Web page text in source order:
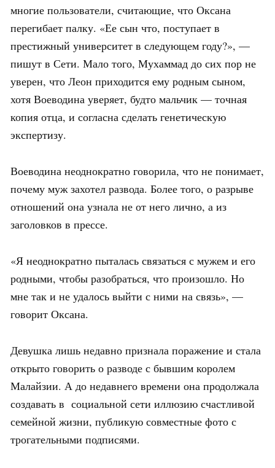
многие пользователи, считающие, что Оксана
перегибает палку. «Ее сын что, поступает в
престижный университет в следующем году?», —
пишут в Сети. Мало того, Мухаммад до сих пор не
уверен, что Леон приходится ему родным сыном,
хотя Воеводина уверяет, будто мальчик — точная
копия отца, и согласна сделать генетическую
экспертизу.
Воеводина неоднократно говорила, что не понимает,
почему муж захотел развода. Более того, о разрыве
отношений она узнала не от него лично, а из
заголовков в прессе.
«Я неоднократно пыталась связаться с мужем и его
родными, чтобы разобраться, что произошло. Но
мне так и не удалось выйти с ними на связь», —
говорит Оксана.
Девушка лишь недавно признала поражение и стала
открыто говорить о разводе с бывшим королем
Малайзии. А до недавнего времени она продолжала
создавать в социальной сети иллюзию счастливой
семейной жизни, публикую совместные фото с
трогательными подписями.